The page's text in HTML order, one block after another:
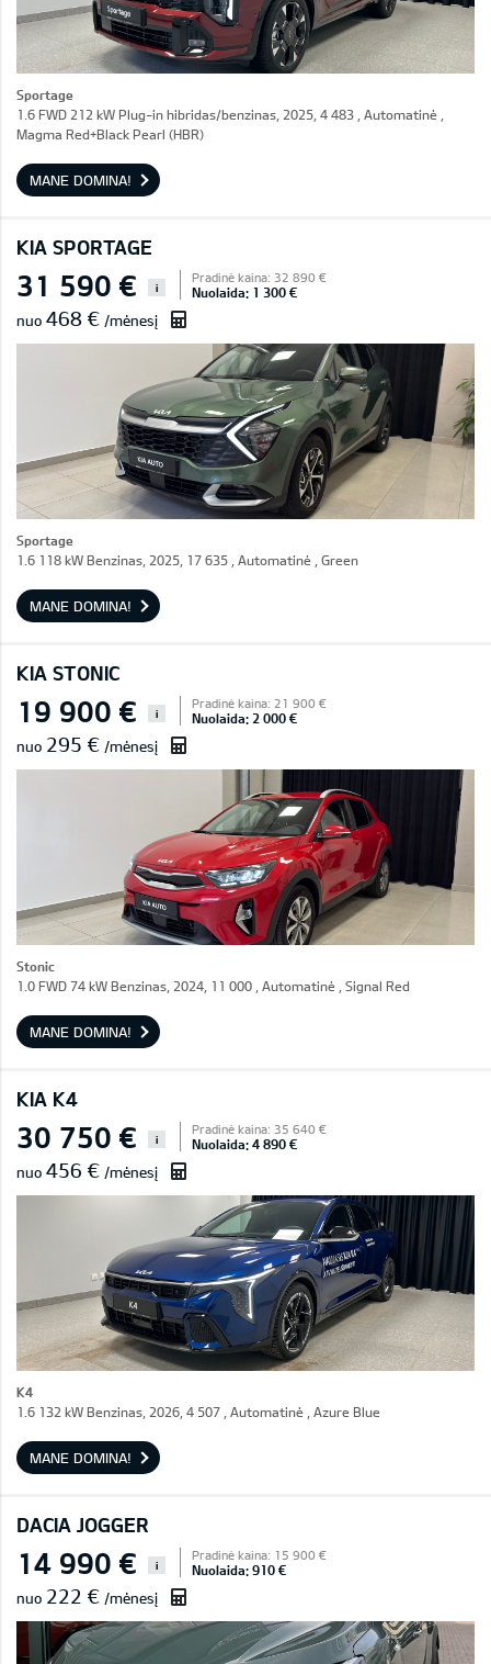
Sportage
1.6 FWD 212 kW Plug-in hibridas/benzinas, 2025, 4 483 , Automatinė ,
Magma Red+Black Pearl (HBR)
MANE DOMINA!
KIA SPORTAGE
31 590 € i
Pradinė kaina: 32 890 €
Nuolaida: 1 300 €
nuo 468 € /mėnesį
Sportage
1.6 118 kW Benzinas, 2025, 17 635 , Automatinė , Green
MANE DOMINA!
KIA STONIC
19 900 € i
Pradinė kaina: 21 900 €
Nuolaida: 2 000 €
nuo 295 € /mėnesį
Stonic
1.0 FWD 74 kW Benzinas, 2024, 11 000 , Automatinė , Signal Red
MANE DOMINA!
KIA K4
30 750 € i
Pradinė kaina: 35 640 €
Nuolaida: 4 890 €
nuo 456 € /mėnesį
K4
1.6 132 kW Benzinas, 2026, 4 507 , Automatinė , Azure Blue
MANE DOMINA!
DACIA JOGGER
14 990 € i
Pradinė kaina: 15 900 €
Nuolaida: 910 €
nuo 222 € /mėnesį